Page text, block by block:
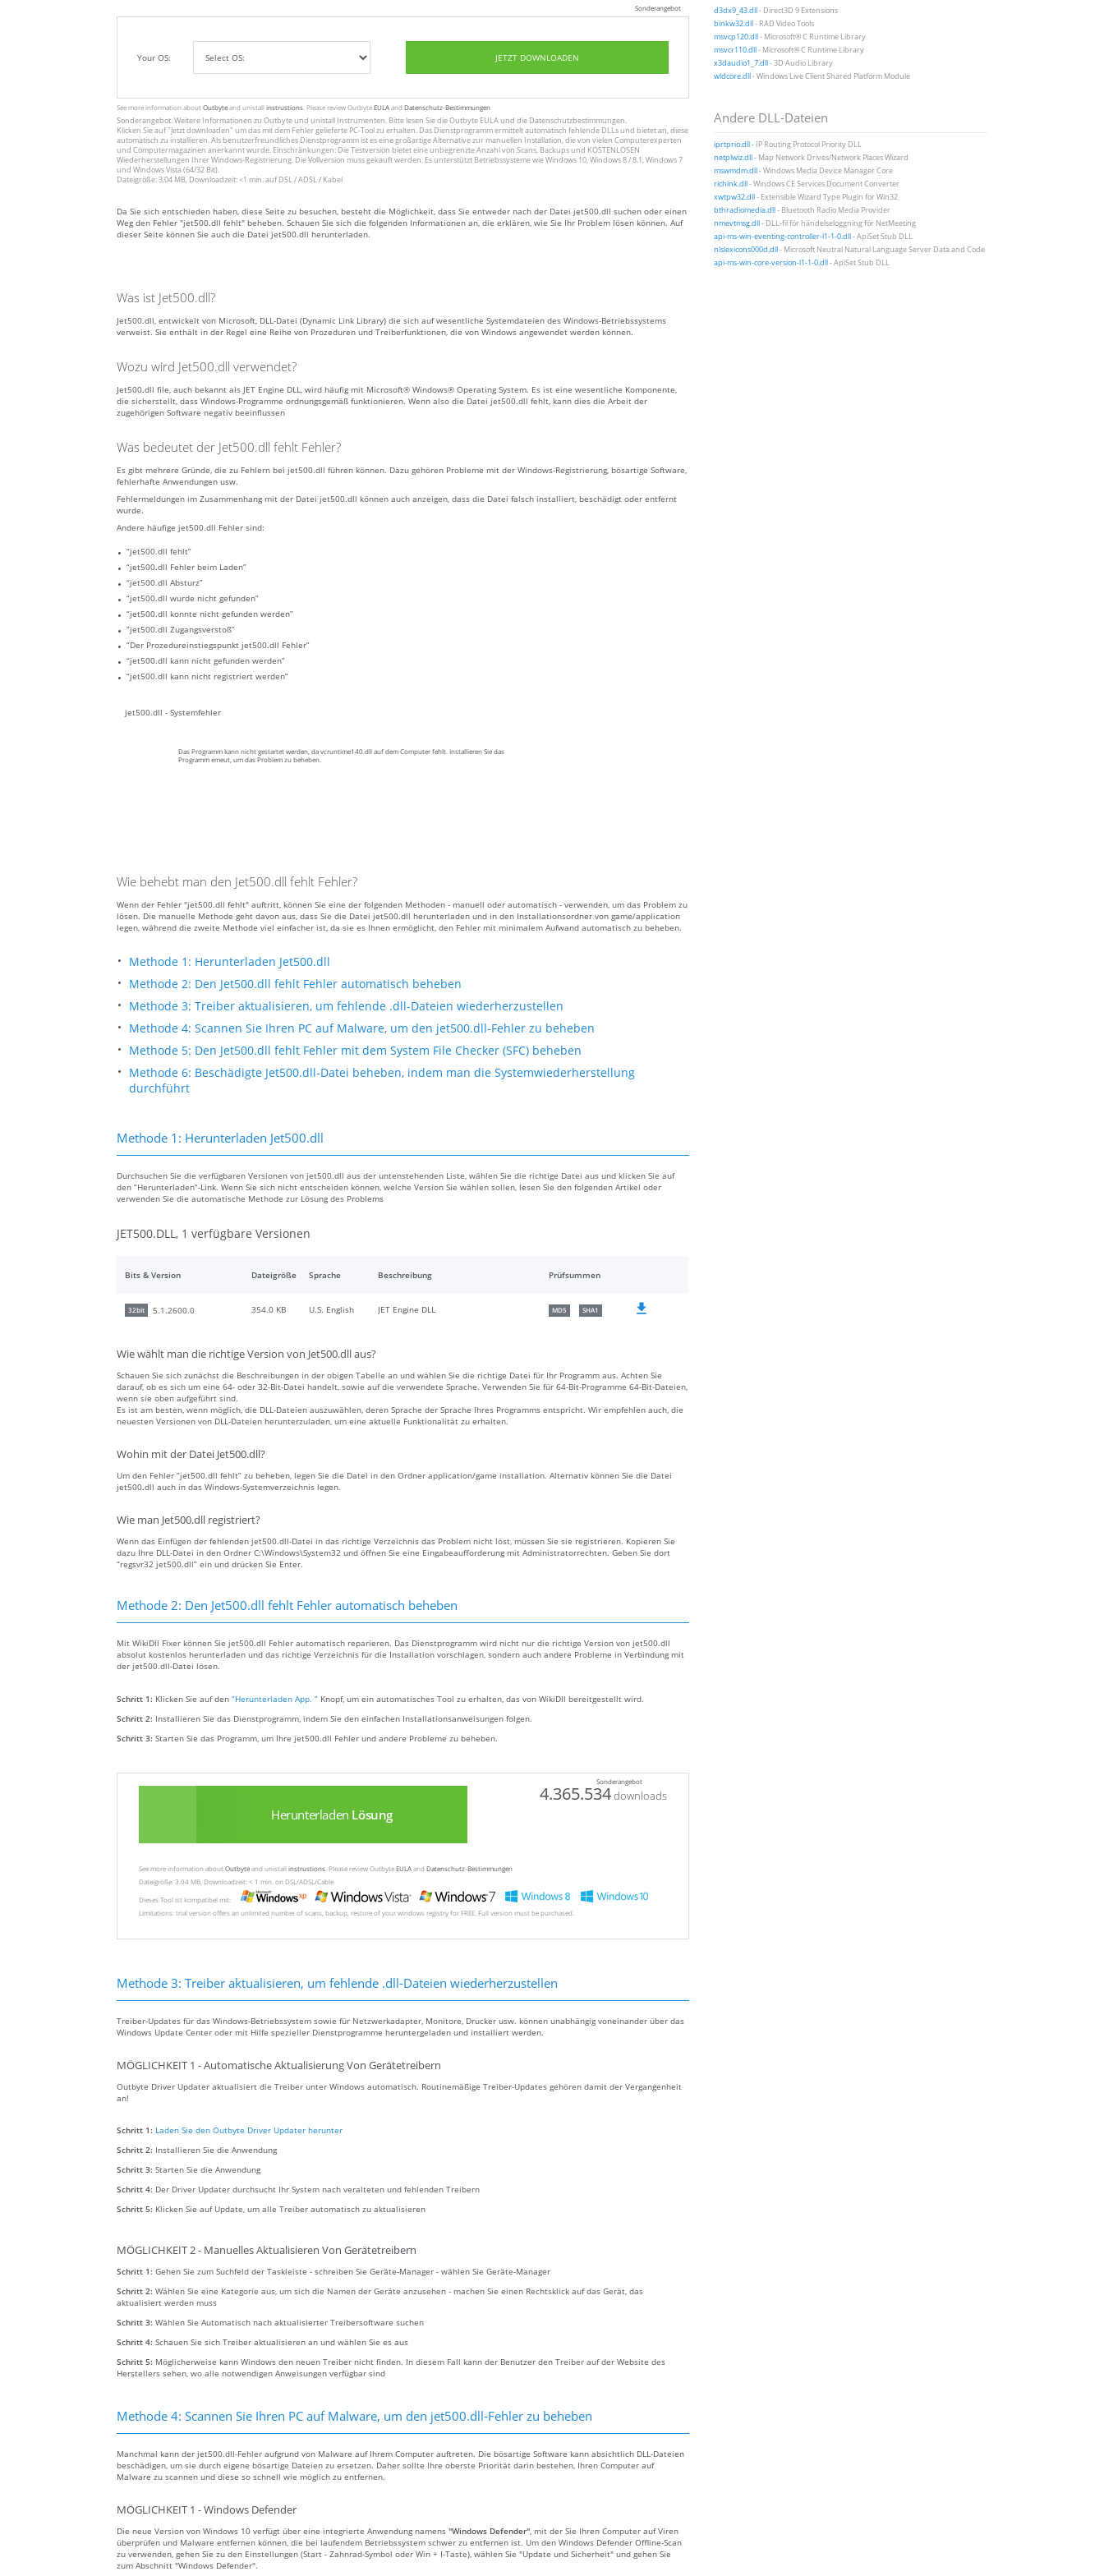
Sonderangebot
Your OS: JETZT DOWNLOADEN
See more information about Outbyteand unistallinstrustions . Please review OutbyteEULAandDatenschutz-Bestimmungen
Sonderangebot. Weitere Informationen zu Outbyteund unistall Instrumenten. Bitte lesen Sie die Outbyte EULAund die Datenschutzbestimmungen.
Klicken Sie auf"Jetzt downloaden" um das mit dem Fehler gelieferte PC-Tool zu erhalten. Das Dienstprogramm ermittelt automatisch fehlende DLLs und bietet an, diese
automatisch zu installieren. Als benutzerfreundliches Dienstprogramm ist es eine großartige Alternative zur manuellen Installation, die von vielen Computerexperten
und Computermagazinen anerkannt wurde. Einschränkungen: Die Testversion bietet eine unbegrenzte Anzahl von Scans, Backups und KOSTENLOSEN
Wiederherstellungen Ihrer Windows-Registrierung. Die Vollversion muss gekauft werden. Es unterstützt Betriebssysteme wie Windows 10, Windows 8 / 8.1, Windows 7
und Windows Vista (64/32 Bit).
Dateigröße: 3,04 MB, Downloadzeit: <1 min. auf DSL / ADSL / Kabel
Da Sie sich entschieden haben, diese Seite zu besuchen, besteht die Möglichkeit, dass Sie entweder nach der Datei jet500.dll suchen oder einen
Weg den Fehler "jet500.dll fehlt" beheben. Schauen Sie sich die folgenden Informationen an, die erklären, wie Sie Ihr Problem lösen können. Auf
dieser Seite können Sie auch die Datei jet500.dll herunterladen.
Was ist Jet500.dll?
Jet500.dll, entwickelt von Microsoft, DLL-Datei (Dynamic Link Library) die sich auf wesentliche Systemdateien des Windows-Betriebssystems
verweist. Sie enthält in der Regel eine Reihe von Prozeduren und Treiberfunktionen, die von Windows angewendet werden können.
Wozu wird Jet500.dll verwendet?
Jet500.dll file, auch bekannt als JET Engine DLL, wird häufig mit Microsoft® Windows® Operating System. Es ist eine wesentliche Komponente,
die sicherstellt, dass Windows-Programme ordnungsgemäß funktionieren. Wenn also die Datei jet500.dll fehlt, kann dies die Arbeit der
zugehörigen Software negativ beeinflussen
Was bedeutet der Jet500.dll fehlt Fehler?
Es gibt mehrere Gründe, die zu Fehlern bei jet500.dll führen können. Dazu gehören Probleme mit der Windows-Registrierung, bösartige Software,
fehlerhafte Anwendungen usw.
Fehlermeldungen im Zusammenhang mit der Datei jet500.dll können auch anzeigen, dass die Datei falsch installiert, beschädigt oder entfernt
wurde.
Andere häufige jet500.dll Fehler sind:
“jet500.dll fehlt”
“jet500.dll Fehler beim Laden”
“jet500.dll Absturz”
“jet500.dll wurde nicht gefunden”
“jet500.dll konnte nicht gefunden werden”
“jet500.dll Zugangsverstoß”
“Der Prozedureinstiegspunkt jet500.dll Fehler”
“jet500.dll kann nicht gefunden werden”
“jet500.dll kann nicht registriert werden”
jet500.dll - Systemfehler
Das Programm kann nicht gestartet werden, da vcruntime140.dll auf dem Computer fehlt. Installieren Sie das
Programm emeut, um das Problem zu beheben.
Wie behebt man den Jet500.dll fehlt Fehler?
Wenn der Fehler "jet500.dll fehlt" auftritt, können Sie eine der folgenden Methoden - manuell oder automatisch - verwenden, um das Problem zu
lösen. Die manuelle Methode geht davon aus, dass Sie die Datei jet500.dll herunterladen und in den Installationsordner von game/application
legen, während die zweite Methode viel einfacher ist, da sie es Ihnen ermöglicht, den Fehler mit minimalem Aufwand automatisch zu beheben.
Methode 1: Herunterladen Jet500.dll
Methode 2: Den Jet500.dll fehlt Fehler automatisch beheben
Methode 3: Treiber aktualisieren, um fehlende .dll-Dateien wiederherzustellen
Methode 4: Scannen Sie Ihren PC auf Malware, um den jet500.dll-Fehler zu beheben
Methode 5: Den Jet500.dll fehlt Fehler mit dem System File Checker (SFC) beheben
Methode 6: Beschädigte Jet500.dll-Datei beheben, indem man die Systemwiederherstellung
durchführt
Methode 1: Herunterladen Jet500.dll
Durchsuchen Sie die verfügbaren Versionen von jet500.dll aus der untenstehenden Liste, wählen Sie die richtige Datei aus und klicken Sie auf
den “Herunterladen”-Link. Wenn Sie sich nicht entscheiden können, welche Version Sie wählen sollen, lesen Sie den folgenden Artikel oder
verwenden Sie die automatische Methode zur Lösung des Problems
JET500.DLL, 1 verfügbare Versionen
Bits & Version Dateigröße Sprache Beschreibung Prüfsummen
32bit 5.1.2600.0 354.0 KB U.S. English JET Engine DLL MD5 SHA1
Wie wählt man die richtige Version von Jet500.dll aus?
Schauen Sie sich zunächst die Beschreibungen in der obigen Tabelle an und wählen Sie die richtige Datei für Ihr Programm aus. Achten Sie
darauf, ob es sich um eine 64- oder 32-Bit-Datei handelt, sowie auf die verwendete Sprache. Verwenden Sie für 64-Bit-Programme 64-Bit-Dateien,
wenn sie oben aufgeführt sind.
Es ist am besten, wenn möglich, die DLL-Dateien auszuwählen, deren Sprache der Sprache Ihres Programms entspricht. Wir empfehlen auch, die
neuesten Versionen von DLL-Dateien herunterzuladen, um eine aktuelle Funktionalität zu erhalten.
Wohin mit der Datei Jet500.dll?
Um den Fehler “jet500.dll fehlt” zu beheben, legen Sie die Datei in den Ordner application/game installation. Alternativ können Sie die Datei
jet500.dll auch in das Windows-Systemverzeichnis legen.
Wie man Jet500.dll registriert?
Wenn das Einfügen der fehlenden jet500.dll-Datei in das richtige Verzeichnis das Problem nicht löst, müssen Sie sie registrieren. Kopieren Sie
dazu Ihre DLL-Datei in den Ordner C:\Windows\System32 und öffnen Sie eine Eingabeaufforderung mit Administratorrechten. Geben Sie dort
“regsvr32 jet500.dll” ein und drücken Sie Enter.
Methode 2: Den Jet500.dll fehlt Fehler automatisch beheben
Mit WikiDll Fixer können Sie jet500.dll Fehler automatisch reparieren. Das Dienstprogramm wird nicht nur die richtige Version von jet500.dll
absolut kostenlos herunterladen und das richtige Verzeichnis für die Installation vorschlagen, sondern auch andere Probleme in Verbindung mit
der jet500.dll-Datei lösen.
Schritt 1: Klicken Sie auf den “Herunterladen App. ” Knopf, um ein automatisches Tool zu erhalten, das von WikiDll bereitgestellt wird.
Schritt 2: Installieren Sie das Dienstprogramm, indem Sie den einfachen Installationsanweisungen folgen.
Schritt 3: Starten Sie das Programm, um Ihre jet500.dll Fehler und andere Probleme zu beheben.
Sonderangebot
Herunterladen Lösung
4.365.534downloads
See more information about Outbyteand unistallinstrustions . Please review OutbyteEULAandDatenschutz-Bestimmungen
Dateigröße: 3.04 MB, Downloadzeit: < 1 min. on DSL/ADSL/Cable
Dieses Tool ist kompatibel mit:
Limitations: trial version offers an unlimited number of scans, backup, restore of your windows registry for FREE. Full version must be purchased.
Methode 3: Treiber aktualisieren, um fehlende .dll-Dateien wiederherzustellen
Treiber-Updates für das Windows-Betriebssystem sowie für Netzwerkadapter, Monitore, Drucker usw. können unabhängig voneinander über das
Windows Update Center oder mit Hilfe spezieller Dienstprogramme heruntergeladen und installiert werden.
MÖGLICHKEIT 1 - Automatische Aktualisierung Von Gerätetreibern
Outbyte Driver Updater aktualisiert die Treiber unter Windows automatisch. Routinemäßige Treiber-Updates gehören damit der Vergangenheit
an!
Schritt 1: Laden Sie den Outbyte Driver Updater herunter
Schritt 2: Installieren Sie die Anwendung
Schritt 3: Starten Sie die Anwendung
Schritt 4: Der Driver Updater durchsucht Ihr System nach veralteten und fehlenden Treibern
Schritt 5: Klicken Sie auf Update, um alle Treiber automatisch zu aktualisieren
MÖGLICHKEIT 2 - Manuelles Aktualisieren Von Gerätetreibern
Schritt 1: Gehen Sie zum Suchfeld der Taskleiste - schreiben Sie Geräte-Manager - wählen Sie Geräte-Manager
Schritt 2: Wählen Sie eine Kategorie aus, um sich die Namen der Geräte anzusehen - machen Sie einen Rechtsklick auf das Gerät, das
aktualisiert werden muss
Schritt 3: Wählen Sie Automatisch nach aktualisierter Treibersoftware suchen
Schritt 4: Schauen Sie sich Treiber aktualisieren an und wählen Sie es aus
Schritt 5: Möglicherweise kann Windows den neuen Treiber nicht finden. In diesem Fall kann der Benutzer den Treiber auf der Website des
Herstellers sehen, wo alle notwendigen Anweisungen verfügbar sind
Methode 4: Scannen Sie Ihren PC auf Malware, um den jet500.dll-Fehler zu beheben
Manchmal kann der jet500.dll-Fehler aufgrund von Malware auf Ihrem Computer auftreten. Die bösartige Software kann absichtlich DLL-Dateien
beschädigen, um sie durch eigene bösartige Dateien zu ersetzen. Daher sollte Ihre oberste Priorität darin bestehen, Ihren Computer auf
Malware zu scannen und diese so schnell wie möglich zu entfernen.
MÖGLICHKEIT 1 - Windows Defender
Die neue Version von Windows 10 verfügt über eine integrierte Anwendung namens "Windows Defender", mit der Sie Ihren Computer auf Viren
überprüfen und Malware entfernen können, die bei laufendem Betriebssystem schwer zu entfernen ist. Um den Windows Defender Offline-Scan
zu verwenden, gehen Sie zu den Einstellungen (Start - Zahnrad-Symbol oder Win + I-Taste), wählen Sie "Update und Sicherheit" und gehen Sie
zum Abschnitt "Windows Defender".
d3dx9_43.dll- Direct3D 9 Extensions
binkw32.dll- RAD Video Tools
msvcp120.dll- Microsoft® C Runtime Library
msvcr110.dll- Microsoft® C Runtime Library
x3daudio1_7.dll- 3D Audio Library
wldcore.dll- Windows Live Client Shared Platform Module
Andere DLL-Dateien
iprtprio.dll- IP Routing Protocol Priority DLL
netplwiz.dll- Map Network Drives/Network Places Wizard
mswmdm.dll- Windows Media Device Manager Core
richink.dll- Windows CE Services Document Converter
xwtpw32.dll- Extensible Wizard Type Plugin for Win32
bthradiomedia.dll- Bluetooth Radio Media Provider
nmevtmsg.dll- DLL-fil för händelseloggning för NetMeeting
api-ms-win-eventing-controller-l1-1-0.dll- ApiSet Stub DLL
nlslexicons000d.dll- Microsoft Neutral Natural Language Server Data and Code
api-ms-win-core-version-l1-1-0.dll- ApiSet Stub DLL